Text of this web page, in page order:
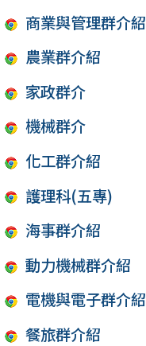
商業與管理群介紹
農業群介紹
家政群介
機械群介
化工群介紹
護理科(五專)
海事群介紹
動力機械群介紹
電機與電子群介紹
餐旅群介紹